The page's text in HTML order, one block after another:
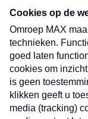
CONTACT